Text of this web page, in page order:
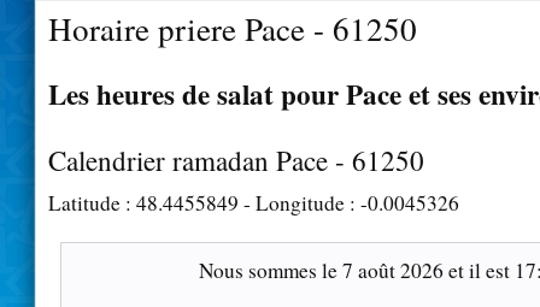
Horaire priere Pace - 61250
Les heures de salat pour Pace et ses
Calendrier ramadan Pace - 61250
Latitude : 48.4455849 - Longitude : -0.0045326
Nous sommes le7 août 2026 et il est